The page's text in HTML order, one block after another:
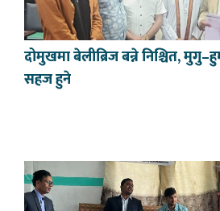
दोमुखमा बेलीब्रिज बन्ने निश्चित,
सहज हुने